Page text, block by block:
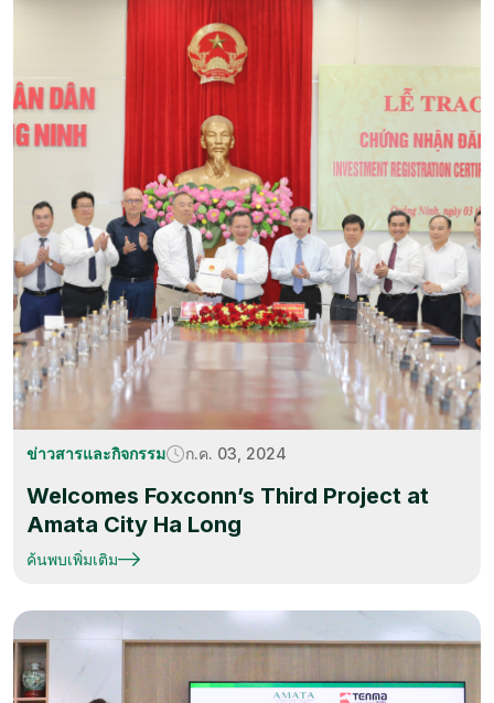
ข่าวสารและกิจกรรม ก.ค. 03, 2024
Welcomes Foxconn’s Third Project at
Amata City Ha Long
ค้นพบเพิ่มเติม